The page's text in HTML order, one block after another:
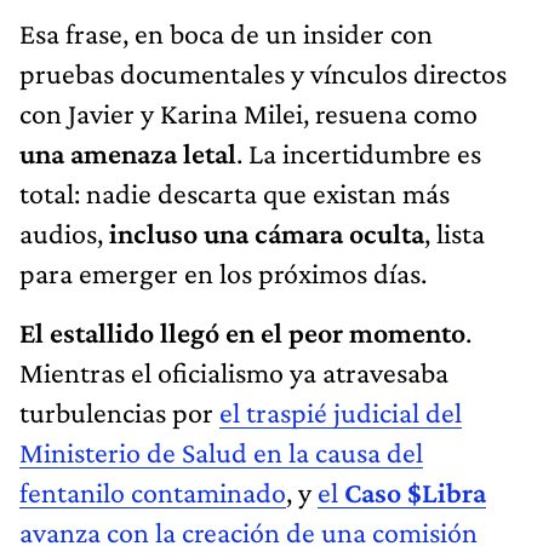
Esa frase, en boca de un insider con
pruebas documentales y vínculos directos
con Javier y Karina Milei, resuena como
una amenaza letal. La incertidumbre es
total: nadie descarta que existan más
audios,incluso una cámara oculta, lista
para emerger en los próximos días.
El estallido llegó en el peor momento.
Mientras el oficialismo ya atravesaba
turbulencias por el traspié judicial del
Ministerio de Salud en la causa del
fentanilo contaminado, yel Caso $Libra
avanza con la creación de una comisión